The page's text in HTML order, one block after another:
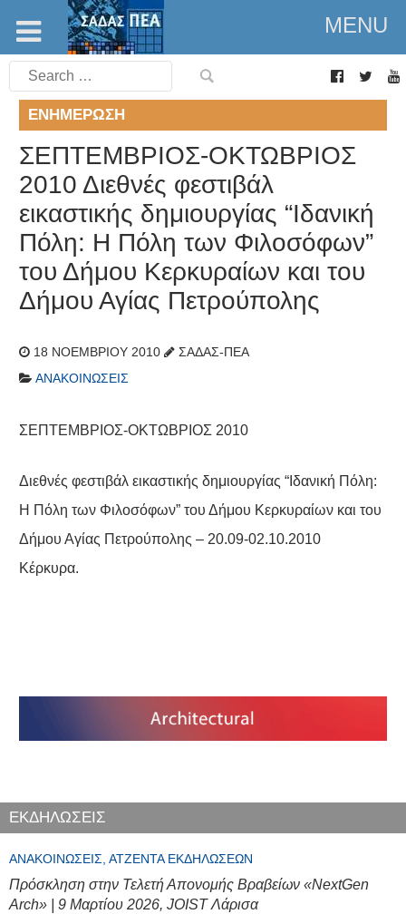
MENU
Search
for:
ΕΝΗΜΈΡΩΣΗ
ΣΕΠΤΕΜΒΡΙΟΣ-ΟΚΤΩΒΡΙΟΣ
2010 Διεθνές φεστιβάλ
εικαστικής δημιουργίας “Ιδανική
Πόλη: Η Πόλη των Φιλοσόφων”
του Δήμου Κερκυραίων και του
Δήμου Αγίας Πετρούπολης
18 ΝΟΕΜΒΡΊΟΥ 2010
ΣΑΔΑΣ-ΠΕΑ
ΑΝΑΚΟΙΝΏΣΕΙΣ
ΣΕΠΤΕΜΒΡΙΟΣ-ΟΚΤΩΒΡΙΟΣ 2010
Διεθνές φεστιβάλ εικαστικής δημιουργίας “Ιδανική Πόλη:
Η Πόλη των Φιλοσόφων” του Δήμου Κερκυραίων και του
Δήμου Αγίας Πετρούπολης – 20.09-02.10.2010
Κέρκυρα.
ΕΚΔΗΛΩΣΕΙΣ
ΑΝΑΚΟΙΝΏΣΕΙΣ, ΑΤΖΈΝΤΑ ΕΚΔΗΛΏΣΕΩΝ
Πρόσκληση στην Τελετή Απονομής Βραβείων «NextGen
Arch» | 9 Μαρτίου 2026, JOIST Λάρισα